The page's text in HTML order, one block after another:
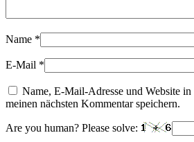
Name *
E-Mail *
Name, E-Mail-Adresse und Website
meinen nächsten Kommentar speichern.
Are you human? Please solve: